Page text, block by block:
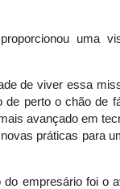
uma
de viver essa
perto o chão de
avançado em
práticas para
empresário foi o